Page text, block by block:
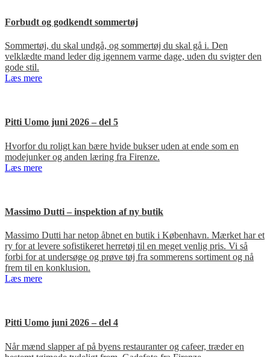
Forbudt og godkendt sommertøj
Sommertøj, du skal undgå, og sommertøj du skal gå i. Den
velklædte mand leder dig igennem varme dage, uden du svigter den
gode stil.
Læs mere
Pitti Uomo juni 2026 – del 5
Hvorfor du roligt kan bære hvide bukser uden at ende som en
modejunker og anden læring fra Firenze.
Læs mere
Massimo Dutti – inspektion af ny butik
Massimo Dutti har netop åbnet en butik i København. Mærket har et
ry for at levere sofistikeret herretøj til en meget venlig pris. Vi så
forbi for at undersøge og prøve tøj fra sommerens sortiment og nå
frem til en konklusion.
Læs mere
Pitti Uomo juni 2026 – del 4
Når mænd slapper af på byens restauranter og cafeer, træder en